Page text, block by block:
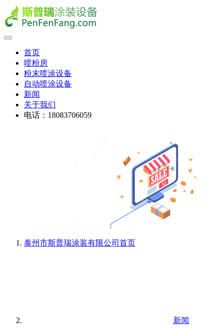
首页
喷粉房
粉末喷涂设备
自动喷涂设备
新闻
关于我们
电话：18083706059
泰州市斯普瑞涂装有限公司 首页
新闻